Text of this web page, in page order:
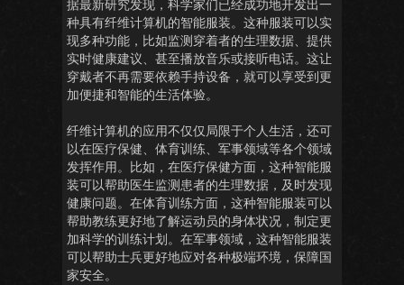
据最新研究发现，科学家们已经成功地开发出一
种具有纤维计算机的智能服装。这种服装可以实
现多种功能，比如监测穿着者的生理数据、提供
实时健康建议、甚至播放音乐或接听电话。这让
穿戴者不再需要依赖手持设备，就可以享受到更
加便捷和智能的生活体验。
纤维计算机的应用不仅仅局限于个人生活，还可
以在医疗保健、体育训练、军事领域等各个领域
发挥作用。比如，在医疗保健方面，这种智能服
装可以帮助医生监测患者的生理数据，及时发现
健康问题。在体育训练方面，这种智能服装可以
帮助教练更好地了解运动员的身体状况，制定更
加科学的训练计划。在军事领域，这种智能服装
可以帮助士兵更好地应对各种极端环境，保障国
家安全。